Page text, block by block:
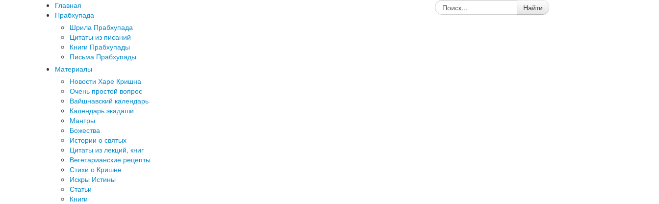
Главная
Прабхупада
Шрила Прабхупада
Цитаты из писаний
Книги Прабхупады
Письма Прабхупады
Материалы
Новости Харе Кришна
Очень простой вопрос
Вайшнавский календарь
Календарь экадаши
Мантры
Божества
Истории о святых
Цитаты из лекций, книг
Вегетарианские рецепты
Стихи о Кришне
Искры Истины
Статьи
Книги
Найти